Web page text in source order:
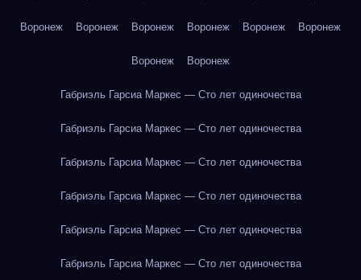
Воронеж Воронеж Воронеж Воронеж Воронеж Воронеж
Воронеж Воронеж
Габриэль Гарсиа Маркес — Сто лет одиночества
Габриэль Гарсиа Маркес — Сто лет одиночества
Габриэль Гарсиа Маркес — Сто лет одиночества
Габриэль Гарсиа Маркес — Сто лет одиночества
Габриэль Гарсиа Маркес — Сто лет одиночества
Габриэль Гарсиа Маркес — Сто лет одиночества